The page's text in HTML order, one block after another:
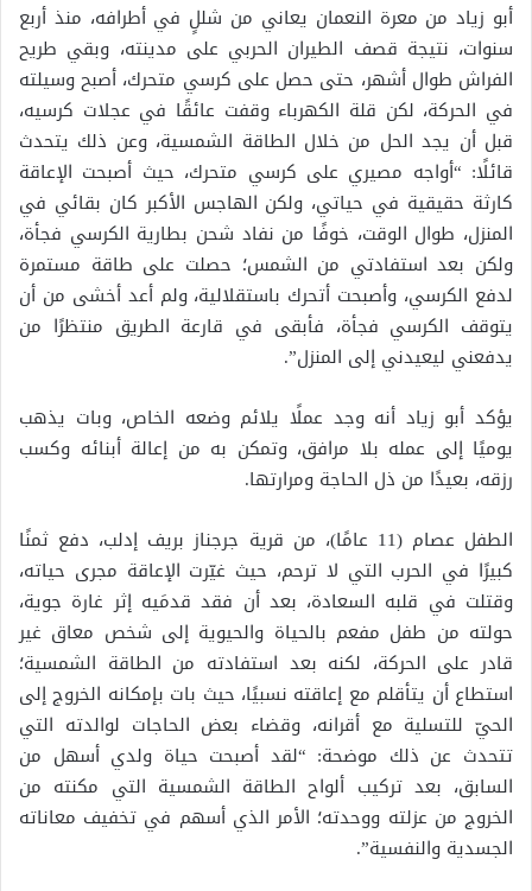
أبو زياد من معرة النعمان يعاني من شللٍ في أطرافه، منذ أربع
سنوات، نتيجة قصف الطيران الحربي على مدينته، وبقي طريح
الفراش طوال أشهر، حتى حصل على كرسي متحرك، أصبح وسيلته
في الحركة، لكن قلة الكهرباء وقفت عائقًا في عجلات كرسيه،
قبل أن يجد الحل من خلال الطاقة الشمسية، وعن ذلك يتحدث
قائلًا: “أواجه مصيري على كرسي متحرك، حيث أصبحت الإعاقة
كارثة حقيقية في حياتي، ولكن الهاجس الأكبر كان بقائي في
المنزل، طوال الوقت، خوفًا من نفاد شحن بطارية الكرسي فجأة،
ولكن بعد استفادتي من الشمس؛ حصلت على طاقة مستمرة
لدفع الكرسي، وأصبحت أتحرك باستقلالية، ولم أعد أخشى من أن
يتوقف الكرسي فجأة، فأبقى في قارعة الطريق منتظرًا من
يدفعني ليعيدني إلى المنزل”.
يؤكد أبو زياد أنه وجد عملًا يلائم وضعه الخاص، وبات يذهب
يوميًا إلى عمله بلا مرافق، وتمكن به من إعالة أبنائه وكسب
رزقه، بعيدًا من ذل الحاجة ومرارتها.
الطفل عصام (11 عامًا)، من قرية جرجناز بريف إدلب، دفع ثمنًا
كبيرًا في الحرب التي لا ترحم، حيث غيّرت الإعاقة مجرى حياته،
وقتلت في قلبه السعادة، بعد أن فقد قدمَيه إثر غارة جوية،
حولته من طفل مفعم بالحياة والحيوية إلى شخص معاق غير
قادر على الحركة، لكنه بعد استفادته من الطاقة الشمسية؛
استطاع أن يتأقلم مع إعاقته نسبيًا، حيث بات بإمكانه الخروج إلى
الحيّ للتسلية مع أقرانه، وقضاء بعض الحاجات لوالدته التي
تتحدث عن ذلك موضحة: “لقد أصبحت حياة ولدي أسهل من
السابق، بعد تركيب ألواح الطاقة الشمسية التي مكنته من
الخروج من عزلته ووحدته؛ الأمر الذي أسهم في تخفيف معاناته
الجسدية والنفسية”.